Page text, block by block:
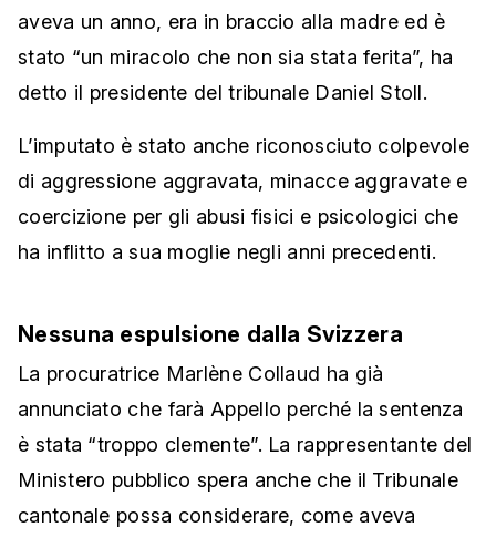
aveva un anno, era in braccio alla madre ed è
stato “un miracolo che non sia stata ferita”, ha
detto il presidente del tribunale Daniel Stoll.
L’imputato è stato anche riconosciuto colpevole
di aggressione aggravata, minacce aggravate e
coercizione per gli abusi fisici e psicologici che
ha inflitto a sua moglie negli anni precedenti.
Nessuna espulsione dalla Svizzera
La procuratrice Marlène Collaud ha già
annunciato che farà Appello perché la sentenza
è stata “troppo clemente”. La rappresentante del
Ministero pubblico spera anche che il Tribunale
cantonale possa considerare, come aveva